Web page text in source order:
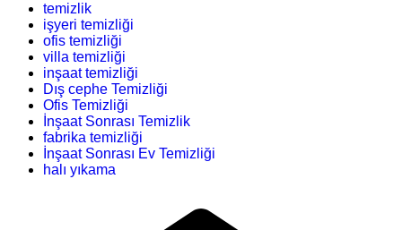
temizlik
işyeri temizliği
ofis temizliği
villa temizliği
inşaat temizliği
Dış cephe Temizliği
Ofis Temizliği
İnşaat Sonrası Temizlik
fabrika temizliği
İnşaat Sonrası Ev Temizliği
halı yıkama